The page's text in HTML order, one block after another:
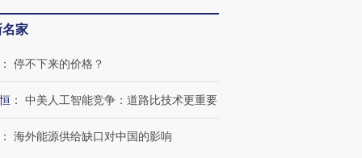
家
： 停不下来的价格？
： 中美人工智能竞争：道路比技术更重要
： 海外能源供给缺口对中国的影响